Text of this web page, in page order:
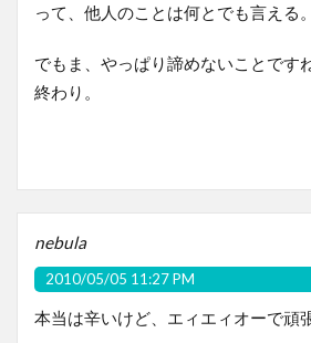
って、他人のことは何とでも言え
でもま、やっぱり諦めないことです
終わり。
nebula
2010/05/05 11:27 PM
本当は辛いけど、エィエィオーで頑